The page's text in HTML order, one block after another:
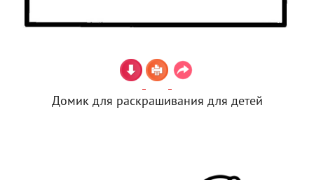
Домик для раскрашивания для детей